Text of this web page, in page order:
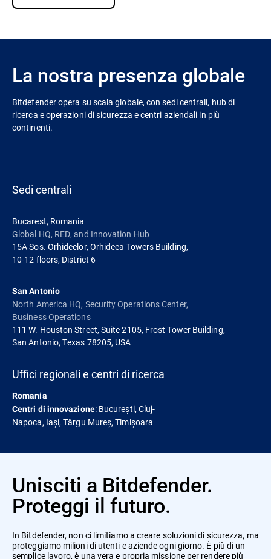
La nostra presenza globale
Bitdefender opera su scala globale, con sedi centrali, hub di
ricerca e operazioni di sicurezza e centri aziendali in più
continenti.
Sedi centrali
Bucarest, Romania
Global HQ, RED, and Innovation Hub
15A Sos. Orhideelor, Orhideea Towers Building,
10-12 floors, District 6
San Antonio
North America HQ, Security Operations Center,
Business Operations
111 W. Houston Street, Suite 2105, Frost Tower Building,
San Antonio, Texas 78205, USA
Uffici regionali e centri di ricerca
Romania
Centri di innovazione: București, Cluj-
Napoca, Iași, Târgu Mureș, Timișoara
Unisciti a Bitdefender.
Proteggi il futuro.
In Bitdefender, non ci limitiamo a creare soluzioni di sicurezza, ma
proteggiamo milioni di utenti e aziende ogni giorno. È più di un
semplice lavoro, è una vera e propria missione per rendere più